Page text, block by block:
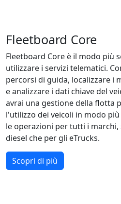
Fleetboard Core
Fleetboard Core è il modo più
utilizzare i servizi telematici.
percorsi di guida, localizzare i
e analizzare i dati chiave del
avrai una gestione della flotta
l'utilizzo dei veicoli in modo
le operazioni per tutti i
diesel che per gli eTrucks.
Scopri di più